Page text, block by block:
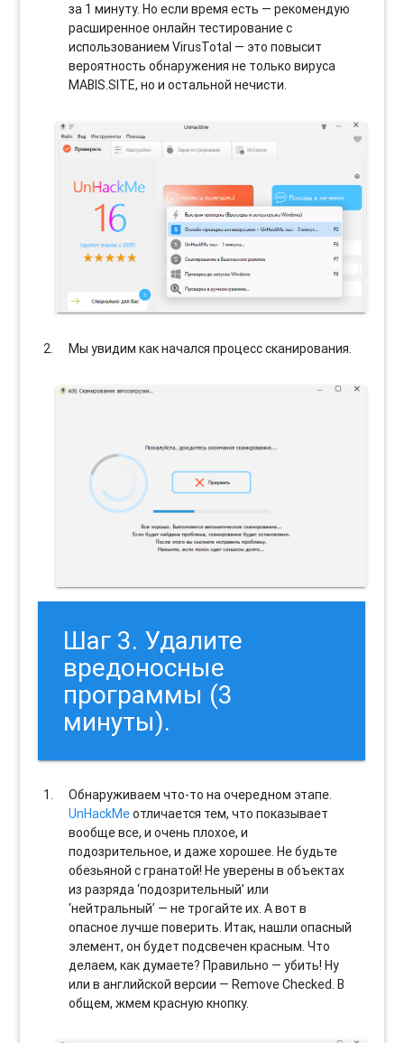
за 1 минуту. Но если время есть — рекомендую
расширенное онлайн тестирование с
использованием VirusTotal — это повысит
вероятность обнаружения не только вируса
MABIS.SITE, но и остальной нечисти.
Мы увидим как начался процесс сканирования.
Шаг 3. Удалите
вредоносные
программы (3
минуты).
Обнаруживаем что-то на очередном этапе.
UnHackMeотличается тем, что показывает
вообще все, и очень плохое, и
подозрительное, и даже хорошее. Не будьте
обезьяной с гранатой! Не уверены в объектах
из разряда ‘подозрительный’ или
‘нейтральный’ — не трогайте их. А вот в
опасное лучше поверить. Итак, нашли опасный
элемент, он будет подсвечен красным. Что
делаем, как думаете? Правильно — убить! Ну
или в английской версии — Remove Checked. В
общем, жмем красную кнопку.